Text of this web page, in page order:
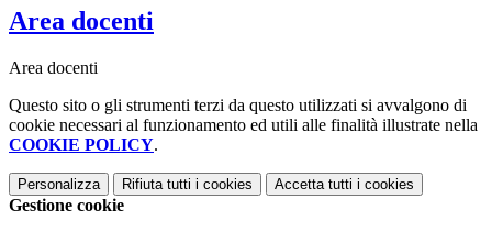
Area docenti
Area docenti
Questo sito o gli strumenti terzi da questo utilizzati si avvalgono di
cookie necessari al funzionamento ed utili alle finalità illustrate nella
COOKIE POLICY.
Personalizza Rifiuta tutti i cookies Accetta tutti i cookies
Gestione cookie